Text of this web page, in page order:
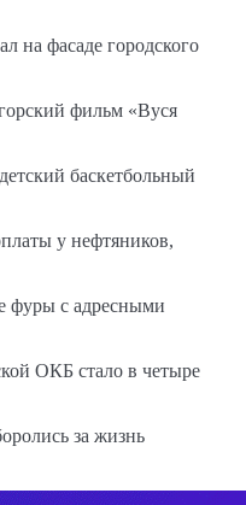
на фасаде городского
фильм «Вуся
баскетбольный
у нефтяников,
фуры с адресными
ОКБ стало в четыре
за жизнь